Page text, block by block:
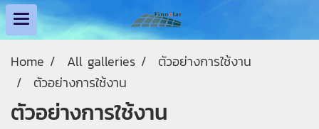
Home All galleries
ตัวอย่างการใช้งาน
ตัวอย่างการใช้งาน
ตัวอย่างการใช้งาน